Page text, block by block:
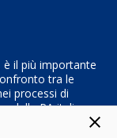
il più importante
tra le
processi di
della PA italiana